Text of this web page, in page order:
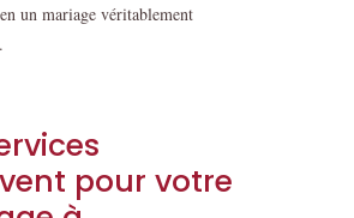
un mariage véritablement
pour votre